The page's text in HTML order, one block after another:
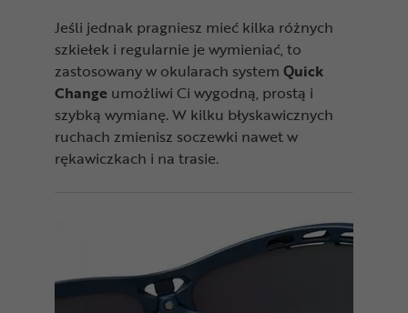
Jeśli jednak pragniesz mieć kilka różnych
szkiełek i regularnie je wymieniać, to
zastosowany w okularach system Quick
Change umożliwi Ci wygodną, prostą i
szybką wymianę. W kilku błyskawicznych
ruchach zmienisz soczewki nawet w
rękawiczkach i na trasie.